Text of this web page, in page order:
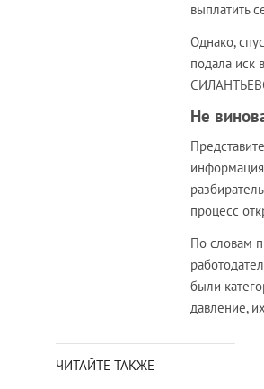
выплатить
Однако,
подала иск
Не
процесс
По словам
были
давление,
ЧИТАЙТЕ ТАКЖЕ